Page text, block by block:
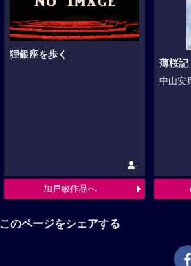
狸銀座を歩く
-
加戸敏作品へ
薄桜記
中山安
このページをシェアする